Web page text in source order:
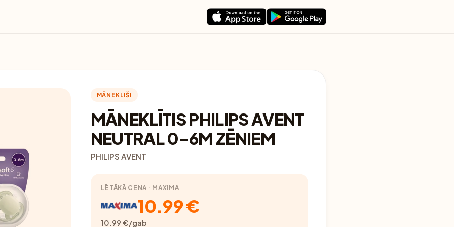
MĀNEKLIŠI
MĀNEKLĪTIS PHILIPS AVENT
NEUTRAL 0-6M ZĒNIEM
PHILIPS AVENT
LĒTĀKĀ CENA · MAXIMA
10.99 €
10.99 €/gab